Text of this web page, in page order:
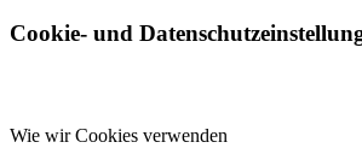
Cookie- und
Wie wir Cookies verwenden